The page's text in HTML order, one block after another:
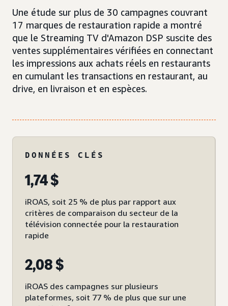
Une étude sur plus de 30 campagnes couvrant
17 marques de restauration rapide a montré
que le Streaming TV d'Amazon DSP suscite des
ventes supplémentaires vérifiées en connectant
les impressions aux achats réels en restaurants
en cumulant les transactions en restaurant, au
drive, en livraison et en espèces.
DONNÉES CLÉS
1,74 $
iROAS, soit 25 % de plus par rapport aux
critères de comparaison du secteur de la
télévision connectée pour la restauration
rapide
2,08 $
iROAS des campagnes sur plusieurs
plateformes, soit 77 % de plus que sur une